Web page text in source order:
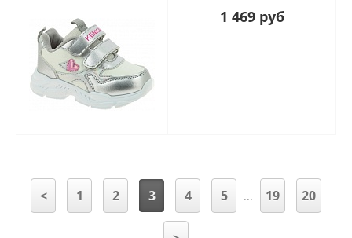
1 469 руб
< 1 2 3 4 5 ... 19 20